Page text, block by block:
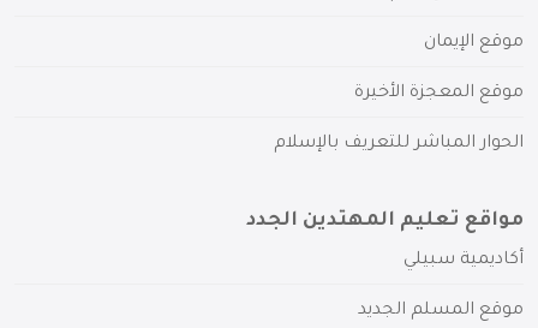
موقع الإيمان
موقع المعجزة الأخيرة
الحوار المباشر للتعريف بالإسلام
مواقع تعليم المهتدين الجدد
أكاديمية سبيلي
موقع المسلم الجديد